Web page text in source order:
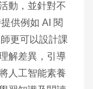
動，並針對不
供例如 AI 閱
更可以設計課
解差異，引導
人工智能素養